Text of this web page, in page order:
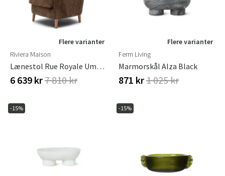
Flere varianter
Riviera Maison
Lænestol Rue Royale Umber Brown
6 639 kr7 810 kr
Flere varianter
Ferm Living
Marmorskål Alza Black
871 kr1 025 kr
-15% -15%